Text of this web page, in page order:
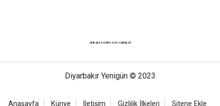
ankara evden eve nakliyat
Diyarbakır Yenigün © 2023
Anasayfa Künye İletişim Gizlilik İlkeleri Sitene Ekle